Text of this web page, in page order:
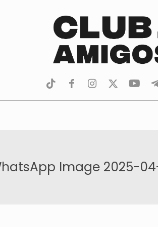
tiktokfacebookinstagram
Twitter
Image 2025-04-